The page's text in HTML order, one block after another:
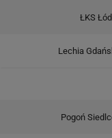
ŁKS
Lechia
Pogoń